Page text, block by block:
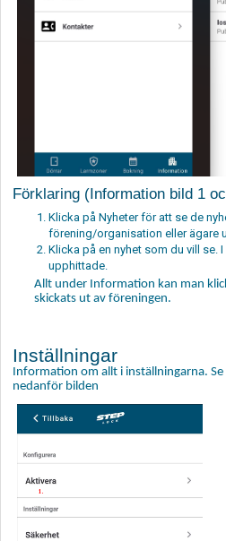
Förklaring (Information bild 1
Klicka på Nyheter för att se de
förening/organisation eller ägare
Klicka på en nyhet som du vill se.
upphittade.
Allt under Information kan man
skickats ut av föreningen.
Inställningar
Information om allt i inställningarna.
nedanför bilden